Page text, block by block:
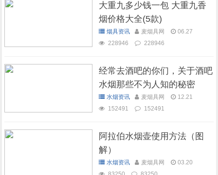
大重九多少钱一包 大重九香
烟价格大全(5款)
烟具资讯 麦烟具网
06.27
228946
228946
经常去酒吧的你们，关于酒吧
水烟那些不为人知的秘密
水烟资讯 麦烟具网
12.21
152491
152491
阿拉伯水烟壶使用方法（图
解）
水烟资讯 麦烟具网
03.20